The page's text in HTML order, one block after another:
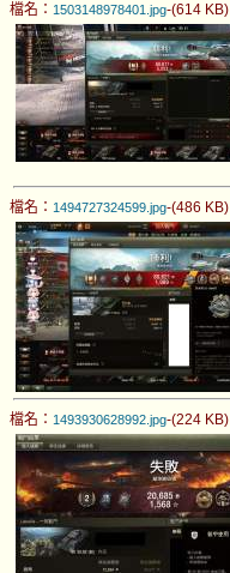
檔名： 1503148978401.jpg-(614 KB)
檔名： 1494727324599.jpg-(486 KB)
檔名： 1493930628992.jpg-(224 KB)